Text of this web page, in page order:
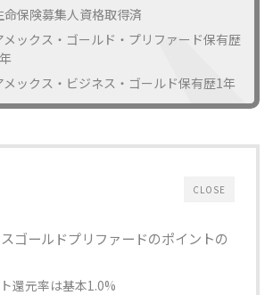
命保険募集人資格取得済
メックス・ゴールド・プリファード保有歴
メックス・ビジネス・ゴールド保有歴1年
CLOSE
ゴールドプリファードのポイントの
還元率は基本1.0%